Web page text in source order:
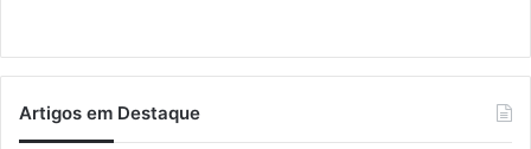
Artigos em Destaque